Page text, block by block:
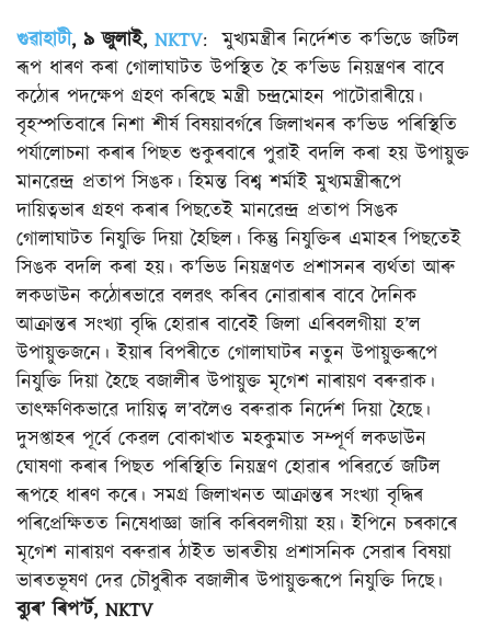
গুৱাহাটী, ৯ জুলাই, NKTV: মুখ্যমন্ত্ৰীৰ নিৰ্দেশত ক’ভিডে জটিল
ৰূপ ধাৰণ কৰা গোলাঘাটত উপস্থিত হৈ ক’ভিড নিয়ন্ত্ৰণৰ বাবে
কঠোৰ পদক্ষেপ গ্ৰহণ কৰিছে মন্ত্ৰী চন্দ্ৰমোহন পাটোৱাৰীয়ে।
বৃহস্পতিবাৰে নিশা শীৰ্ষ বিষয়াবৰ্গৰে জিলাখনৰ ক’ভিড পৰিস্থিতি
পৰ্যালোচনা কৰাৰ পিছত শুকুৰবাৰে পুৱাই বদলি কৰা হয় উপায়ুক্ত
মানৱেন্দ্ৰ প্ৰতাপ সিঙক। হিমন্ত বিশ্ব শৰ্মাই মুখ্যমন্ত্ৰীৰূপে
দায়িত্বভাৰ গ্ৰহণ কৰাৰ পিছতেই মানৱেন্দ্ৰ প্ৰতাপ সিঙক
গোলাঘাটত নিযুক্তি দিয়া হৈছিল। কিন্তু নিযুক্তিৰ এমাহৰ পিছতেই
সিঙক বদলি কৰা হয়। ক’ভিড নিয়ন্ত্ৰণত প্ৰশাসনৰ ব্যৰ্থতা আৰু
লকডাউন কঠোৰভাৱে বলৱৎ কৰিব নোৱাৰাৰ বাবে দৈনিক
আক্ৰান্তৰ সংখ্যা বৃদ্ধি হোৱাৰ বাবেই জিলা এৰিবলগীয়া হ’ল
উপায়ুক্তজনে। ইয়াৰ বিপৰীতে গোলাঘাটৰ নতুন উপায়ুক্তৰূপে
নিযুক্তি দিয়া হৈছে বজালীৰ উপায়ুক্ত মৃগেশ নাৰায়ণ বৰুৱাক।
তাৎক্ষণিকভাৱে দায়িত্ব ল’বলৈও বৰুৱাক নিৰ্দেশ দিয়া হৈছে।
দুসপ্তাহৰ পূৰ্বে কেৱল বোকাখাত মহকুমাত সম্পূৰ্ণ লকডাউন
ঘোষণা কৰাৰ পিছত পৰিস্থিতি নিয়ন্ত্ৰণ হোৱাৰ পৰিৱৰ্তে জটিল
ৰূপহে ধাৰণ কৰে। সমগ্ৰ জিলাখনত আক্ৰান্তৰ সংখ্যা বৃদ্ধিৰ
পৰিপ্ৰেক্ষিতত নিষেধাজ্ঞা জাৰি কৰিবলগীয়া হয়। ইপিনে চৰকাৰে
মৃগেশ নাৰায়ণ বৰুৱাৰ ঠাইত ভাৰতীয় প্ৰশাসনিক সেৱাৰ বিষয়া
ভাৰতভূষণ দেৱ চৌধুৰীক বজালীৰ উপায়ুক্তৰূপে নিযুক্তি দিছে।
ব্যুৰ’ ৰিপ’ৰ্ট, NKTV